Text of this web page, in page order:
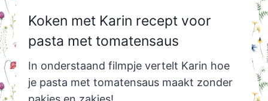
Koken met Karin recept voor
pasta met tomatensaus
In onderstaand filmpje vertelt Karin hoe
je pasta met tomatensaus maakt zonder